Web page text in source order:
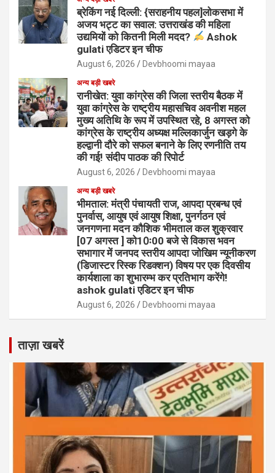
ब्रेकिंग नई दिल्ली: {सराहनीय पहल]लोकसभा में
अजय भट्ट का सवाल: उत्तराखंड की महिला
उद्यमियों को कितनी मिली मदद?
Ashok
gulati एडिटर इन चीफ
August 6, 2026 Devbhoomi mayaa
अन्य बड़ी खबरे
रानीखेत: युवा कांग्रेस की जिला स्तरीय बैठक में
युवा कांग्रेस के राष्ट्रीय महासचिव अवनीश महल
मुख्य अतिथि के रूप में उपस्थित रहे, 8 अगस्त को
कांग्रेस के राष्ट्रीय अध्यक्ष मल्लिकार्जुन खड़गे के
हल्द्वानी दौरे को सफल बनाने के लिए रणनीति तय
की गई! संदीप पाठक की रिपोर्ट
August 6, 2026 Devbhoomi mayaa
अन्य बड़ी खबरे
भीमताल: मंत्री पंचायती राज, आपदा प्रबन्ध एवं
पुनर्वास, आयुष एवं आयुष शिक्षा, पुनर्गठन एवं
जनगणना मदन कौशिक भीमताल कल शुक्रवार
[07 अगस्त ] को10ः00 बजे से विकास भवन
सभागार में जनपद स्तरीय आपदा जोखिम न्यूनीकरण
(डिजास्टर रिस्क रिडक्शन) विषय पर एक दिवसीय
कार्यशाला का शुभारम्भ कर प्रतिभाग करेंगे!
ashok gulati एडिटर इन चीफ
August 6, 2026 Devbhoomi mayaa
ताज़ा खबरें